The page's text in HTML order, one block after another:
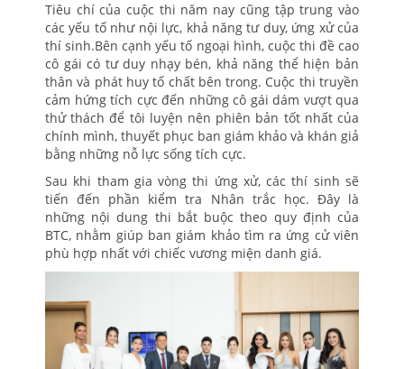
Tiêu chí của cuộc thi năm nay cũng tập trung vào
các yếu tố như nội lực, khả năng tư duy, ứng xử của
thí sinh.Bên cạnh yếu tố ngoại hình, cuộc thi đề cao
cô gái có tư duy nhạy bén, khả năng thể hiện bản
thân và phát huy tố chất bên trong. Cuộc thi truyền
cảm hứng tích cực đến những cô gái dám vượt qua
thử thách để tôi luyện nên phiên bản tốt nhất của
chính mình, thuyết phục ban giám khảo và khán giả
bằng những nỗ lực sống tích cực.
Sau khi tham gia vòng thi ứng xử, các thí sinh sẽ
tiến đến phần kiểm tra Nhân trắc học. Đây là
những nội dung thi bắt buộc theo quy định của
BTC, nhằm giúp ban giám khảo tìm ra ứng cử viên
phù hợp nhất với chiếc vương miện danh giá.